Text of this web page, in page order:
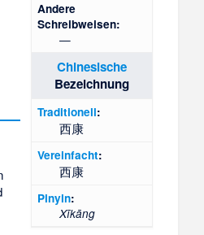
Andere
Schreibweisen:
—
Chinesische
Bezeichnung
Traditionell:
西康
Vereinfacht:
西康
Pinyin:
Xīkāng